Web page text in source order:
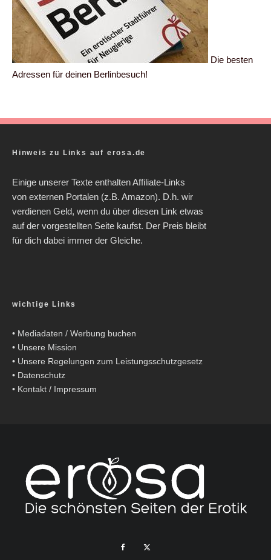
Die besten
Adressen für deinen Berlinbesuch!
Hinweis zu Links auf erosa.de
Einige unserer Texte enthalten Affiliate-Links
von externen Portalen (z.B. Amazon). D.h. wir
verdienen Geld, wenn du über diesen Link etwas
auf der vorgestellten Seite kaufst. Der Preis bleibt
für dich dabei immer der Gleiche.
wichtige Links
• Mediadaten / Werbung buchen
• Unsere Mission
• Unsere Regelungen zum Leistungsschutzgesetz
• Datenschutz
• Kontakt / Impressum